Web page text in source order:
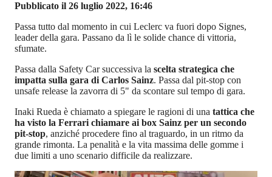
Pubblicato il 26 luglio 2022, 16:46
Passa tutto dal momento in cui Leclerc va fuori dopo Signes,
leader della gara. Passano da lì le solide chance di vittoria,
sfumate.
Passa dalla Safety Car successiva la scelta strategica che
impatta sulla gara di Carlos Sainz. Passa dal pit-stop con
unsafe release la zavorra di 5" da scontare sul tempo di gara.
Inaki Rueda è chiamato a spiegare le ragioni di una tattica che
ha visto la Ferrari chiamare ai box Sainz per un secondo
pit-stop, anziché procedere fino al traguardo, in un ritmo da
grande rimonta. La penalità e la vita massima delle gomme i
due limiti a uno scenario difficile da realizzare.